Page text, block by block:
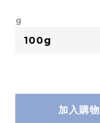
g
加入購